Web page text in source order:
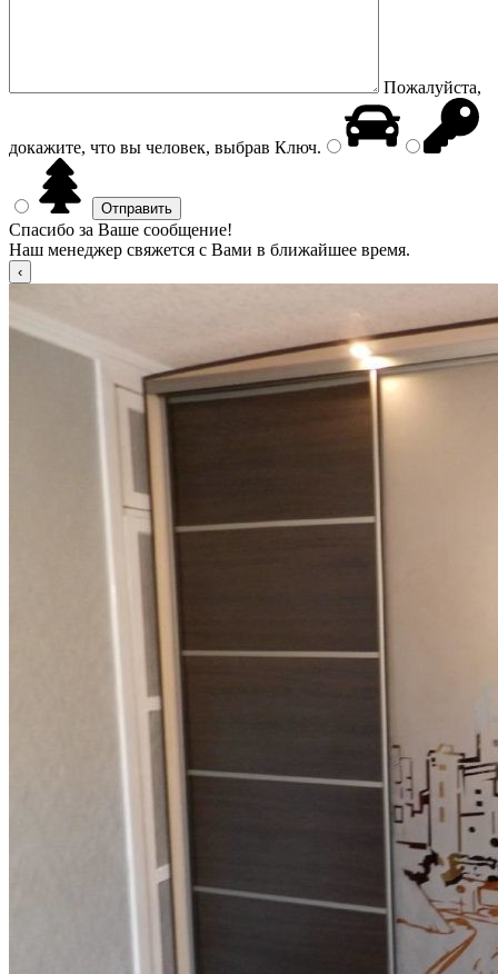
Пожалуйста,
докажите, что вы человек, выбрав Ключ.
Спасибо за Ваше сообщение!
Наш менеджер свяжется с Вами в ближайшее время.